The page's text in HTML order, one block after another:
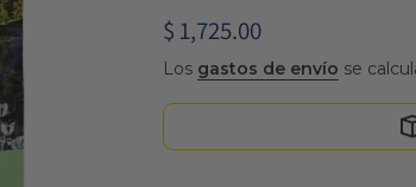
$ 1,725.00
Los gastos de envío se